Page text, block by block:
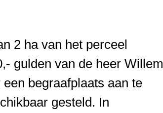
2 ha van het perceel
gulden van de heer Willem
begraafplaats aan te
gesteld. In